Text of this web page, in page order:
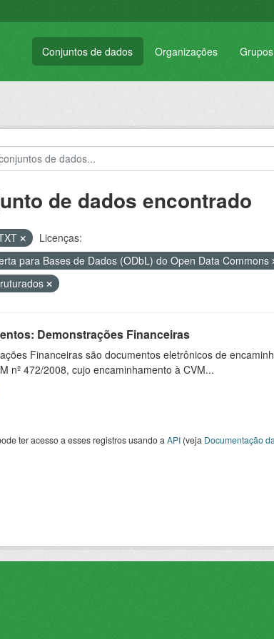
Conjuntos de dados Organizações Grupos
de dados encontrado
Licenças:
para Bases de Dados (ODbL) do Open Data Commons
Demonstrações Financeiras
Financeiras são documentos eletrônicos de
nº 472/2008, cujo encaminhamento à CVM...
ter acesso a esses registros usando a API(veja Documentação